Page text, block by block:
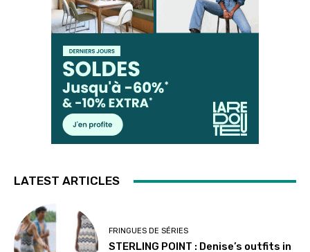
LATEST ARTICLES
FRINGUES DE SÉRIES
STERLING POINT : Denise’s outfits in